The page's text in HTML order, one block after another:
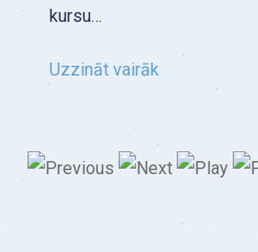
kursu…
Uzzināt vairāk